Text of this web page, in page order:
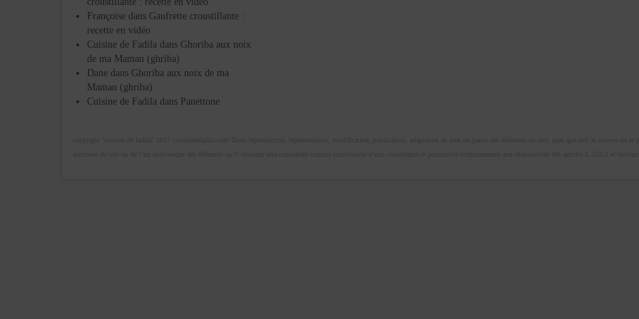
Françoise dans Gaufrette croustillante :
recette en vidéo
Cuisine de Fadila dans Ghoriba aux noix
de ma Maman (ghriba)
Dane dans Ghoriba aux noix de ma
Maman (ghriba)
Cuisine de Fadila dans Panettone